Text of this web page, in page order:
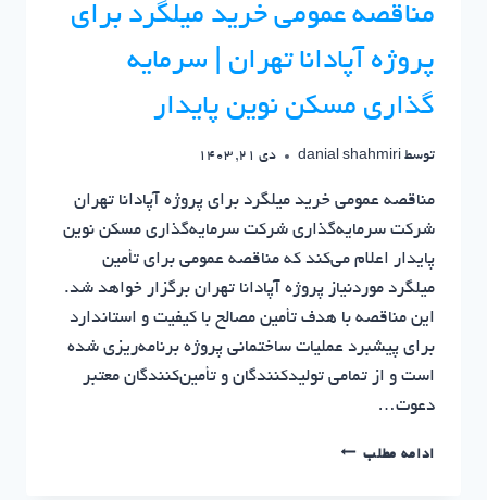
مناقصه عمومی خرید میلگرد برای
پروژه آپادانا تهران | سرمایه
گذاری مسکن نوین پایدار
توسط danial shahmiri دی 21, 1403
مناقصه عمومی خرید میلگرد برای پروژه آپادانا تهران
شرکت سرمایه‌گذاری شرکت سرمایه‌گذاری مسکن نوین
پایدار اعلام می‌کند که مناقصه عمومی برای تأمین
میلگرد موردنیاز پروژه آپادانا تهران برگزار خواهد شد.
این مناقصه با هدف تأمین مصالح با کیفیت و استاندارد
برای پیشبرد عملیات ساختمانی پروژه برنامه‌ریزی شده
است و از تمامی تولیدکنندگان و تأمین‌کنندگان معتبر
دعوت…
ادامه مطلبمناقصه